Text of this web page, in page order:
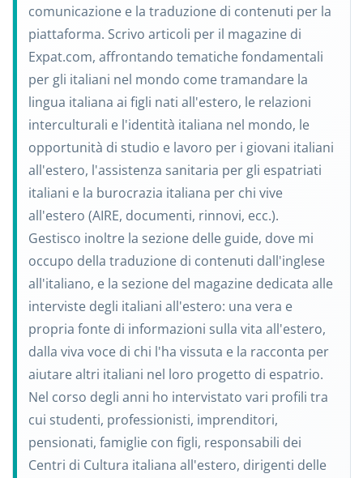
comunicazione e la traduzione di contenuti per la
piattaforma. Scrivo articoli per il magazine di
Expat.com, affrontando tematiche fondamentali
per gli italiani nel mondo come tramandare la
lingua italiana ai figli nati all'estero, le relazioni
interculturali e l'identità italiana nel mondo, le
opportunità di studio e lavoro per i giovani italiani
all'estero, l'assistenza sanitaria per gli espatriati
italiani e la burocrazia italiana per chi vive
all'estero (AIRE, documenti, rinnovi, ecc.).
Gestisco inoltre la sezione delle guide, dove mi
occupo della traduzione di contenuti dall'inglese
all'italiano, e la sezione del magazine dedicata alle
interviste degli italiani all'estero: una vera e
propria fonte di informazioni sulla vita all'estero,
dalla viva voce di chi l'ha vissuta e la racconta per
aiutare altri italiani nel loro progetto di espatrio.
Nel corso degli anni ho intervistato vari profili tra
cui studenti, professionisti, imprenditori,
pensionati, famiglie con figli, responsabili dei
Centri di Cultura italiana all'estero, dirigenti delle